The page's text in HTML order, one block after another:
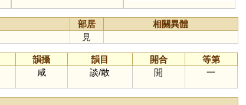
部居
相關異體
見
韻攝 韻目 開合
等第
咸 談/敢 開 一